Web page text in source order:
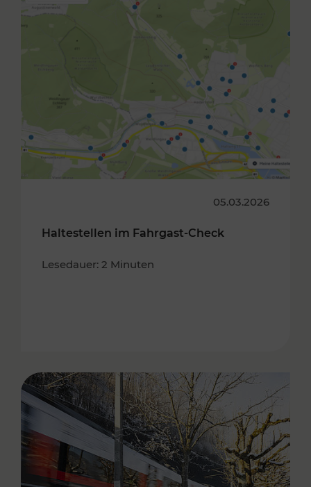
05.03.2026
Haltestellen im Fahrgast-Check
Lesedauer: 2 Minuten